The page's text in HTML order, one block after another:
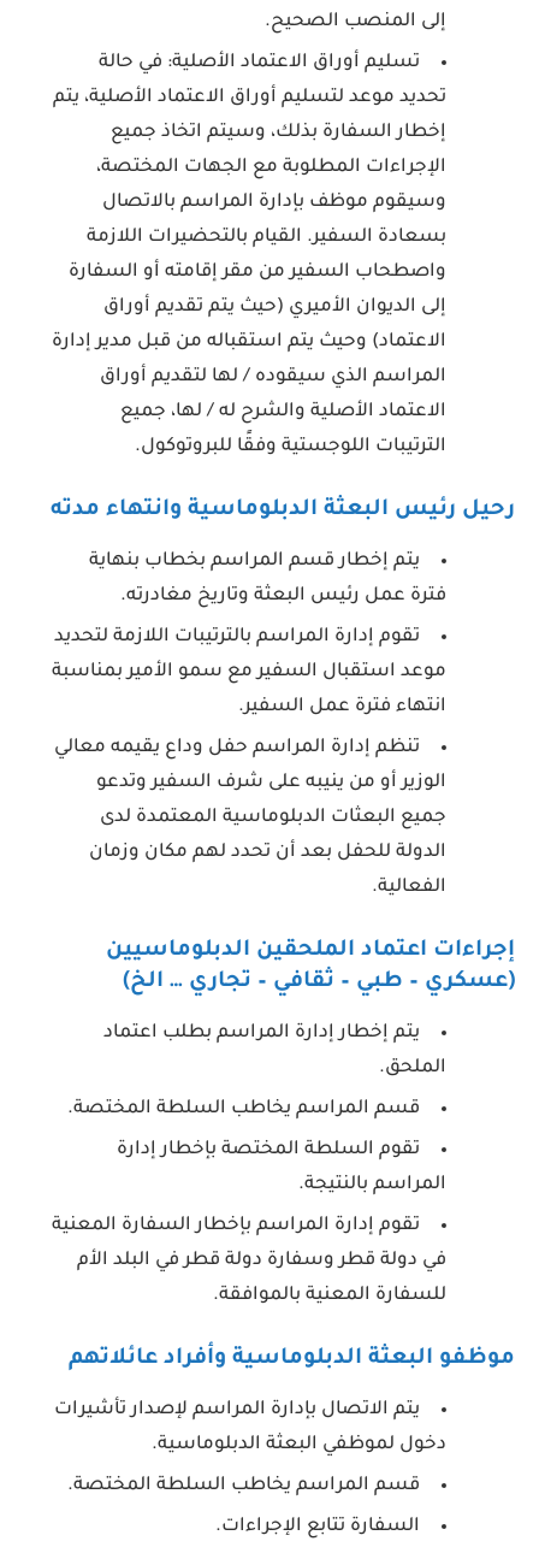
إلى المنصب الصحيح.
تسليم أوراق الاعتماد الأصلية: في حالة
تحديد موعد لتسليم أوراق الاعتماد الأصلية، يتم
إخطار السفارة بذلك، وسيتم اتخاذ جميع
الإجراءات المطلوبة مع الجهات المختصة،
وسيقوم موظف بإدارة المراسم بالاتصال
بسعادة السفير. القيام بالتحضيرات اللازمة
واصطحاب السفير من مقر إقامته أو السفارة
إلى الديوان الأميري (حيث يتم تقديم أوراق
الاعتماد) وحيث يتم استقباله من قبل مدير إدارة
المراسم الذي سيقوده / لها لتقديم أوراق
الاعتماد الأصلية والشرح له / لها، جميع
الترتيبات اللوجستية وفقًا للبروتوكول.
رحيل رئيس البعثة الدبلوماسية وانتهاء مدته
يتم إخطار قسم المراسم بخطاب بنهاية
فترة عمل رئيس البعثة وتاريخ مغادرته.
تقوم إدارة المراسم بالترتيبات اللازمة لتحديد
موعد استقبال السفير مع سمو الأمير بمناسبة
انتهاء فترة عمل السفير.
تنظم إدارة المراسم حفل وداع يقيمه معالي
الوزير أو من ينيبه على شرف السفير وتدعو
جميع البعثات الدبلوماسية المعتمدة لدى
الدولة للحفل بعد أن تحدد لهم مكان وزمان
الفعالية.
إجراءات اعتماد الملحقين الدبلوماسيين
(عسكري – طبي – ثقافي – تجاري … الخ)
يتم إخطار إدارة المراسم بطلب اعتماد
الملحق.
قسم المراسم يخاطب السلطة المختصة.
تقوم السلطة المختصة بإخطار إدارة
المراسم بالنتيجة.
تقوم إدارة المراسم بإخطار السفارة المعنية
في دولة قطر وسفارة دولة قطر في البلد الأم
للسفارة المعنية بالموافقة.
موظفو البعثة الدبلوماسية وأفراد عائلاتهم
يتم الاتصال بإدارة المراسم لإصدار تأشيرات
دخول لموظفي البعثة الدبلوماسية.
قسم المراسم يخاطب السلطة المختصة.
السفارة تتابع الإجراءات.